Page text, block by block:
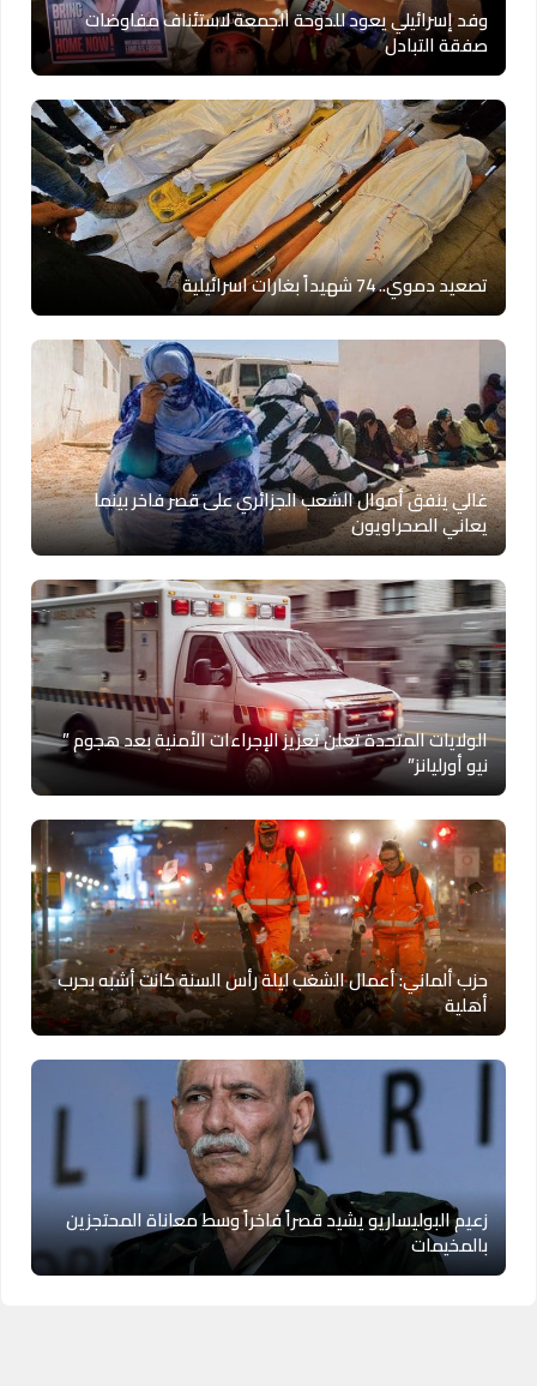
وفد إسرائيلي يعود للدوحة الجمعة لاستئناف مفاوضات
صفقة التبادل
تصعيد دموي.. 74 شهيداً بغارات اسرائيلية
غالي ينفق أموال الشعب الجزائري على قصر فاخر بينما
يعاني الصحراويون
الولايات المتحدة تعلن تعزيز الإجراءات الأمنية بعد هجوم ”
نيو أورليانز”
حزب ألماني: أعمال الشغب ليلة رأس السنة كانت أشبه بحرب
أهلية
زعيم البوليساريو يشيد قصراً فاخراً وسط معاناة المحتجزين
بالمخيمات